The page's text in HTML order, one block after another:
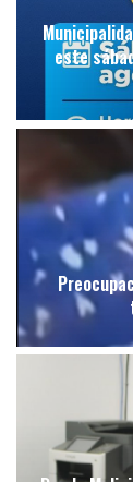
este